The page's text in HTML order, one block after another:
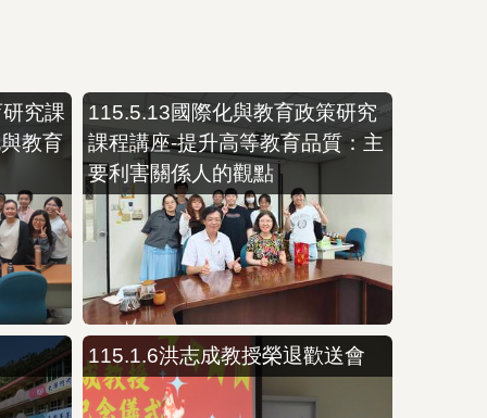
究課
教育
115.5.13國際化與教育政策研究
課程講座-提升高等教育品質：主
要利害關係人的觀點
115.1.6洪志成教授榮退歡送會